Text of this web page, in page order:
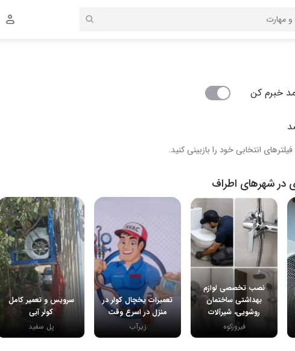
خبرم کن
انتخابی خود را بازبینی کنید.
در شهرهای اطراف
نصب تخصصی لوازم
بهداشتی ساختمان
روشویی، شیرآلات
فیروزکوه
تعمیرات یخچال کولر در
منزل در اسرع وقت
زیرآب
سرویس و تعمیر کامل
کولر آبی
پل سفید